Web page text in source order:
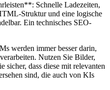
Schnelle Ladezeiten,
Struktur und eine logische
Ein technisches SEO-
werden immer besser darin,
Nutzen Sie Bilder,
sicher, dass diese mit relevanten
sind, die auch von KIs